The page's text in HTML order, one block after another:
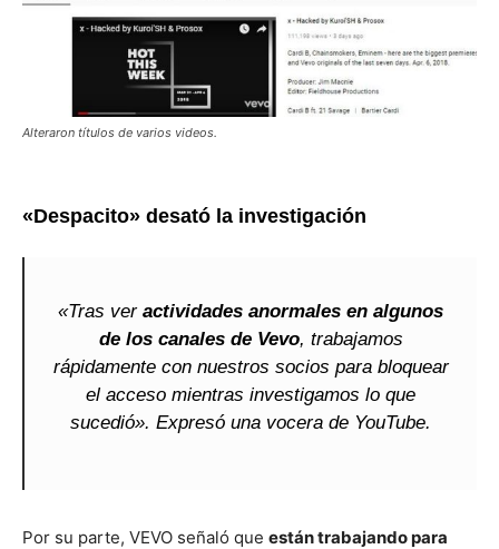
Alteraron títulos de varios videos.
«Despacito» desató la investigación
«Tras ver actividades anormales en algunos
de los canales de Vevo, trabajamos
rápidamente con nuestros socios para bloquear
el acceso mientras investigamos lo que
sucedió». Expresó una vocera de YouTube.
Por su parte, VEVO señaló que están trabajando para